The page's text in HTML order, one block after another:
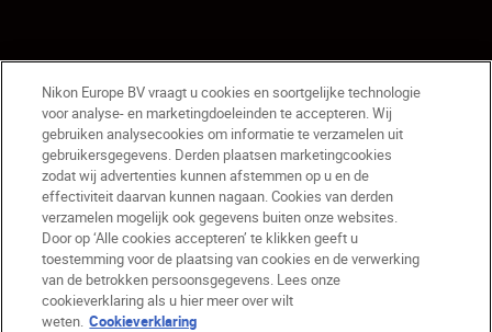
Nikon Europe BV vraagt u cookies en soortgelijke technologie
voor analyse- en marketingdoeleinden te accepteren. Wij
gebruiken analysecookies om informatie te verzamelen uit
gebruikersgegevens. Derden plaatsen marketingcookies
zodat wij advertenties kunnen afstemmen op u en de
effectiviteit daarvan kunnen nagaan. Cookies van derden
verzamelen mogelijk ook gegevens buiten onze websites.
Door op ‘Alle cookies accepteren’ te klikken geeft u
toestemming voor de plaatsing van cookies en de verwerking
van de betrokken persoonsgegevens. Lees onze
cookieverklaring als u hier meer over wilt
weten. Cookieverklaring